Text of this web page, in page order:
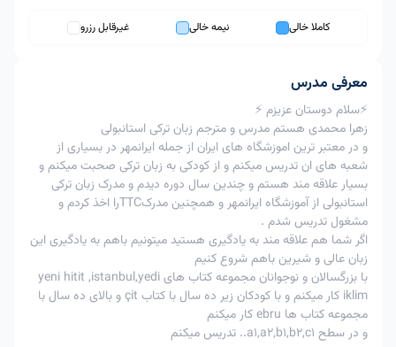
اقدام
تا زمان
ساعت به زمان ساعت به زمان
لغو کلاس
جریمه 60%
2
تغییر
زمان
کلاس
امکان
پذیرنیست
امکان
پذیرنیست
امکان پذیر
3 لغوتوافقی
امکان پذیر
با تایید
استاد
امکان پذیر
با تایید استاد
در اعمال جریمه 50% ، به عنوان مثال اگر زبان آموز مبلغ 200
هزار تومان را برای کلاس خود پرداخت کرده و کلاس را فرضا 5
تومان سوخت شده و 100 هزار تومان دیگر به کیف پول زبان
کاملا خالی نیمه خالی غیرقابل رزرو
معرفی مدرس
⚡سلام دوستان عزیزم ⚡
زهرا محمدی هستم مدرس و مترجم زبان‌ ترکی استانبولی
و در معتبر ترین اموزشگاه های ایران از جمله ایرانمهر در بسیاری از
شعبه های ان تدریس میکنم و از کودکی به زبان ترکی صحبت میکنم و
بسیار علاقه مند هستم و چندین سال دوره دیدم و مدرک زبان ترکی
استانبولی از آموزشگاه ایرانمهر و همچنین مدرکTTCرا اخذ کردم و
مشغول تدریس شدم .
اگر شما هم علاقه مند به یادگیری هستید میتونیم باهم به یادگیری این
زبان عالی و شیرین باهم شروع کنیم
با بزرگسالان و نوجوانان مجموعه کتاب های yeni hitit ,istanbul,yedi
iklim کار میکنم و با کودکان زیر ده سال با کتاب çit و بالای ده سال با
مجموعه کتاب ها ebru کار میکنم
و در سطح a1,a2,b1,b2,c1.. تدریس میکنم